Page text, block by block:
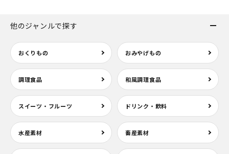
他のジャンルで探す
おくりもの おみやげもの
調理食品 和風調理食品
スイーツ・フルーツ ドリンク・飲料
水産素材 畜産素材